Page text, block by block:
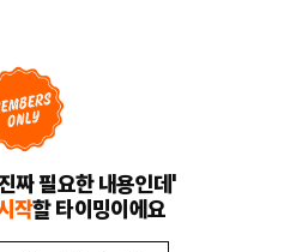
짜 필요한 내용인데'
작할 타이밍이에요